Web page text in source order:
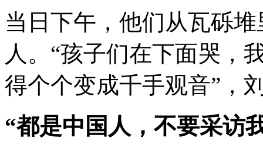
当日下午，他们从瓦砾
人。“孩子们在下面哭，
得个个变成千手观音”，
“都是中国人，不要采访